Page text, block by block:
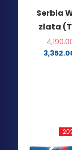
Serbia
zlata